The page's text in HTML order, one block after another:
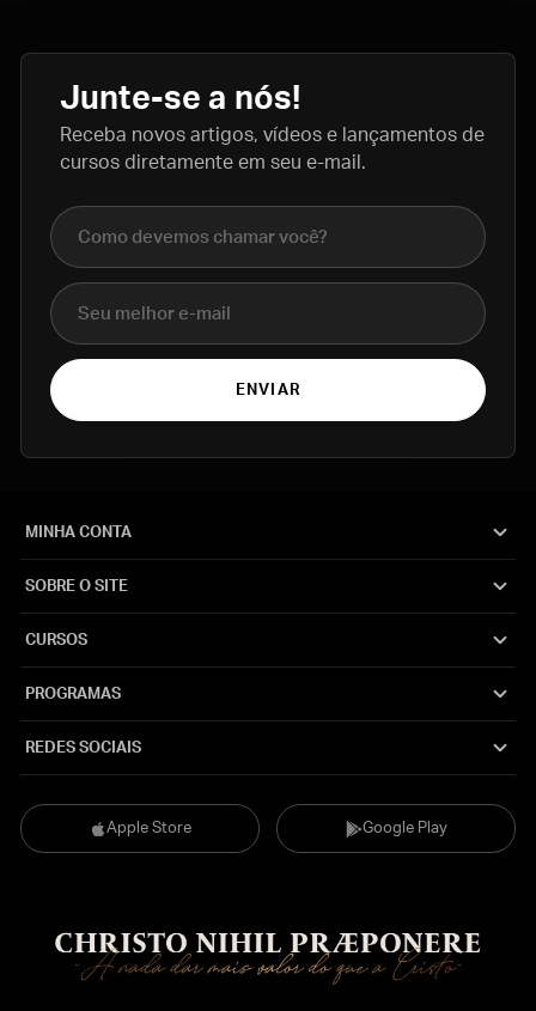
Junte-se a nós!
Receba novos artigos, vídeos e lançamentos de
cursos diretamente em seu e-mail.
Nome completo
E-mail
ENVIAR
Apple Store Google Play
MINHA CONTA
SOBRE O SITE
CURSOS
PROGRAMAS
REDES SOCIAIS